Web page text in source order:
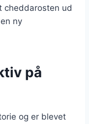
cheddarosten ud
ny
på
og er blevet